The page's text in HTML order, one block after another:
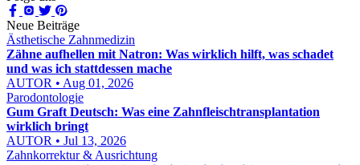
Neue Beiträge
Ästhetische Zahnmedizin
Zähne aufhellen mit Natron: Was wirklich hilft, was schadet
und was ich stattdessen mache
AUTOR • Aug 01, 2026
Parodontologie
Gum Graft Deutsch: Was eine Zahnfleischtransplantation
wirklich bringt
AUTOR • Jul 13, 2026
Zahnkorrektur & Ausrichtung